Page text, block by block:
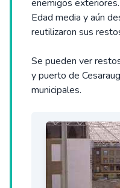
enemigos
Edad media y aún
reutilizaron sus
Se pueden ver
y puerto de
municipales.